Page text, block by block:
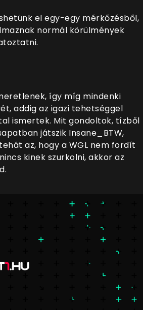
el egy-egy mérkőzésből,
normál körülmények
így míg mindenki
addig az igazi tehetséggel
ismertek. Mit gondoltok, tízből
játszik Insane_BTW,
az, hogy a WGL nem fordít
kinek szurkolni, akkor az